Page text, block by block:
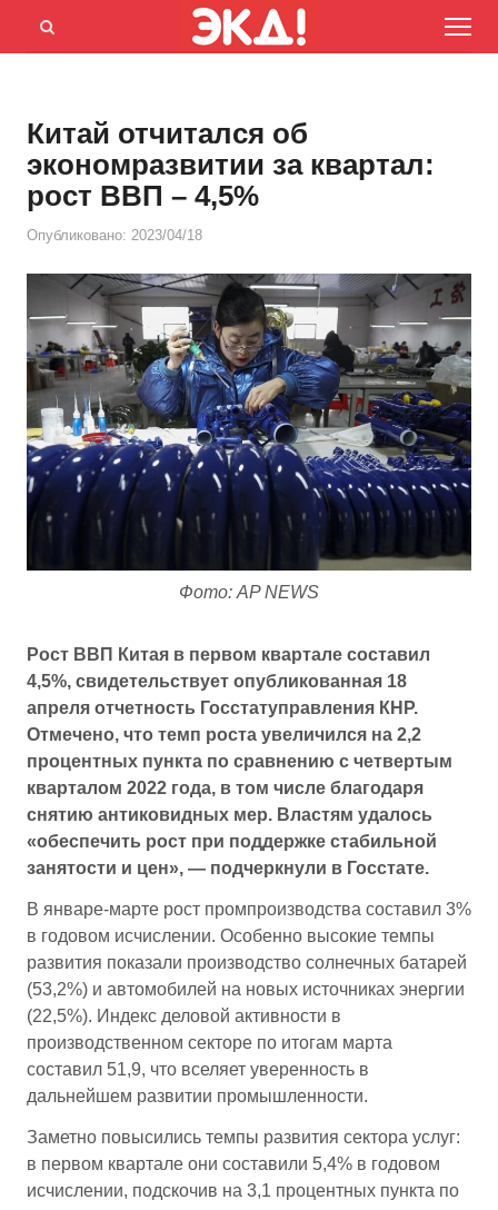
Menu
Открыть
​Китай отчитался об
экономразвитии за квартал:
рост ВВП – 4,5%
Опубликовано: 2023/04/18
Фото: AP NEWS
Рост ВВП Китая в первом квартале составил
4,5%, свидетельствует опубликованная 18
апреля отчетность Госстатуправления КНР.
Отмечено, что темп роста увеличился на 2,2
процентных пункта по сравнению с четвертым
кварталом 2022 года, в том числе благодаря
снятию антиковидных мер. Властям удалось
«обеспечить рост при поддержке стабильной
занятости и цен», — подчеркнули в Госстате.
В январе-марте рост промпроизводства составил 3%
в годовом исчислении. Особенно высокие темпы
развития показали производство солнечных батарей
(53,2%) и автомобилей на новых источниках энергии
(22,5%). Индекс деловой активности в
производственном секторе по итогам марта
составил 51,9, что вселяет уверенность в
дальнейшем развитии промышленности.
Заметно повысились темпы развития сектора услуг:
в первом квартале они составили 5,4% в годовом
исчислении, подскочив на 3,1 процентных пункта по